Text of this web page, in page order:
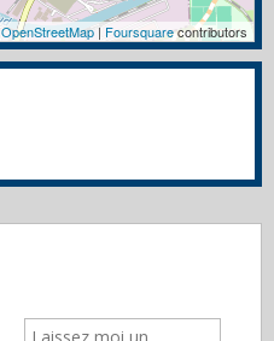
OpenStreetMap | Foursquarecontributors